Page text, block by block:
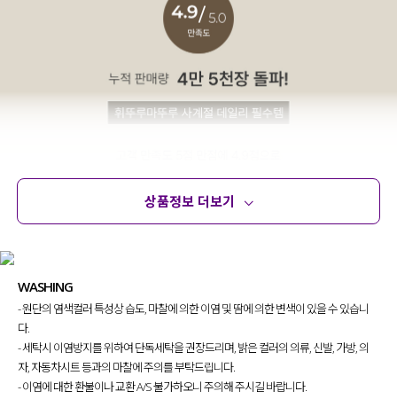
상품정보 더보기
WASHING
- 원단의 염색컬러 특성상 습도, 마찰에 의한 이염 및 땀에 의한 변색이 있을 수 있습니
다.
- 세탁시 이염방지를 위하여 단독세탁을 권장드리며, 밝은 컬러의 의류, 신발, 가방, 의
자, 자동차시트 등과의 마찰에 주의를 부탁드립니다.
- 이염에 대한 환불이나 교환 A/S 불가하오니 주의해 주시길 바랍니다.